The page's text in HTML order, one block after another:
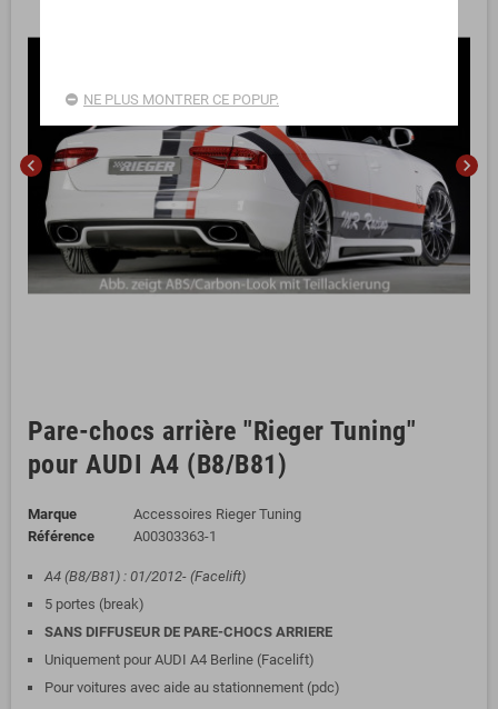
chevron_left chevron_right
Pare-chocs arrière "Rieger Tuning"
pour AUDI A4 (B8/B81)
Marque
Accessoires Rieger Tuning
Référence
A00303363-1
A4 (B8/B81) : 01/2012- (Facelift)
5 portes (break)
SANS DIFFUSEUR DE PARE-CHOCS ARRIERE
Uniquement pour AUDI A4 Berline (Facelift)
Pour voitures avec aide au stationnement (pdc)
NE PLUS MONTRER CE POPUP.